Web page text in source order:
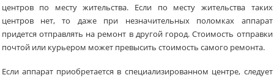
центров по месту жительства. Если по месту жительства таких
центров нет, то даже при незначительных поломках аппарат
придется отправлять на ремонт в другой город. Стоимость отправки
почтой или курьером может превысить стоимость самого ремонта.
Если аппарат приобретается в специализированном центре, следует